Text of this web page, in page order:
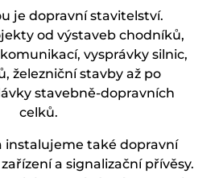
je dopravní stavitelství.
od výstaveb chodníků,
vysprávky silnic,
železniční stavby až po
stavebně-dopravních
celků.
instalujeme také dopravní
a signalizační přívěsy.